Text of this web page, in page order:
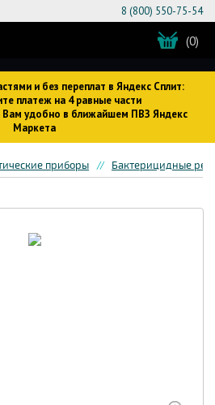
и без переплат в Яндекс Сплит:
платеж на 4 равные части
Вам удобно в ближайшем ПВЗ Яндекс
Маркета
8 (800) 550-75-54
(0)
приборы Бактерицидные